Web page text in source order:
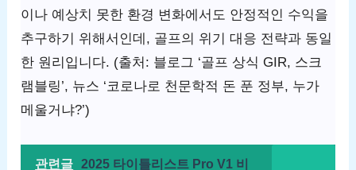
이나 예상치 못한 환경 변화에서도 안정적인 수익을
추구하기 위해서인데, 골프의 위기 대응 전략과 동일
한 원리입니다. (출처: 블로그 ‘골프 상식 GIR, 스크
램블링’, 뉴스 ‘코로나로 천문학적 돈 푼 정부, 누가
메울거냐?’)
관련글 2025 타이틀리스트 Pro V1 비